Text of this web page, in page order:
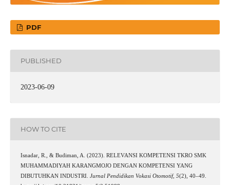
PDF
PUBLISHED
2023-06-09
HOW TO CITE
Isnadar, R., & Budiman, A. (2023). RELEVANSI KOMPETENSI TKRO SMK
MUHAMMADIYAH KARANGMOJO DENGAN KOMPETENSI YANG
DIBUTUHKAN INDUSTRI. Jurnal Pendidikan Vokasi Otomotif, 5(2), 40–49.